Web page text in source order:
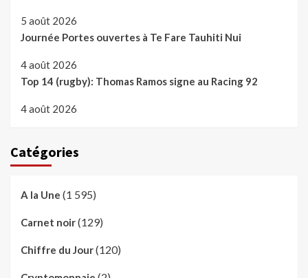
5 août 2026
Journée Portes ouvertes à Te Fare Tauhiti Nui
4 août 2026
Top 14 (rugby): Thomas Ramos signe au Racing 92
4 août 2026
Catégories
A la Une (1 595)
Carnet noir(129)
Chiffre du Jour(120)